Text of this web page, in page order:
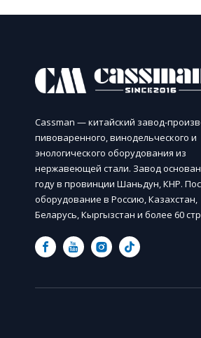
Cassman — китайский завод-
пивоваренного, винодельческого и
энологического оборудования из
нержавеющей стали. Завод основан
году в провинции Шаньдун, КНР.
оборудование в Россию, Казахстан,
Беларусь, Кыргызстан и более 60